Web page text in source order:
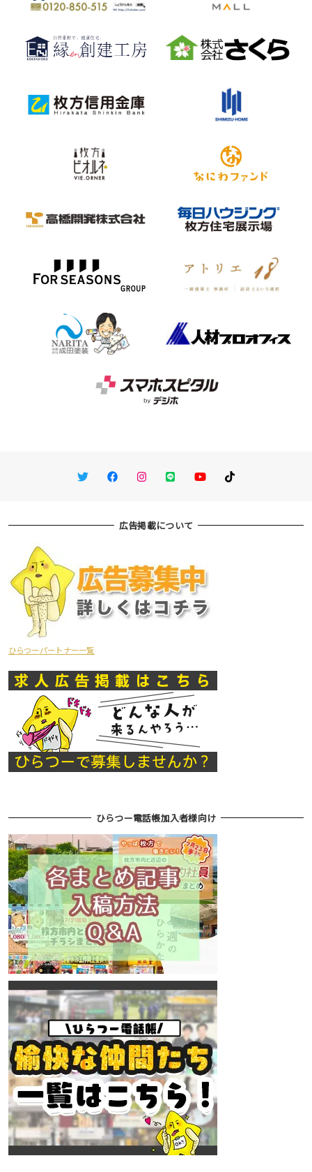
TwitterFacebookInstagram
LINE You TubeTikTok
広告掲載について
ひらつーパートナー一覧
ひらつー電話帳加入者様向け